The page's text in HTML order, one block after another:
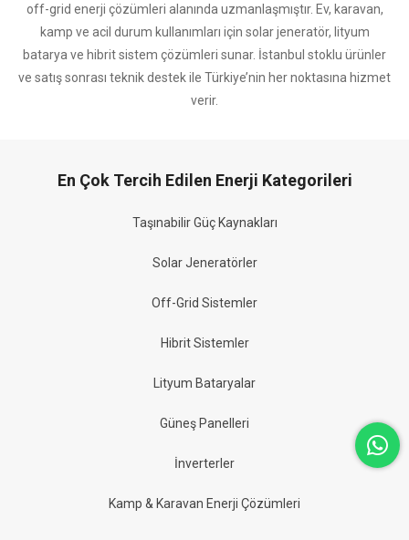
off-grid enerji çözümleri alanında uzmanlaşmıştır. Ev, karavan,
kamp ve acil durum kullanımları için solar jeneratör, lityum
batarya ve hibrit sistem çözümleri sunar. İstanbul stoklu ürünler
ve satış sonrası teknik destek ile Türkiye’nin her noktasına hizmet
verir.
En Çok Tercih Edilen Enerji Kategorileri
Taşınabilir Güç Kaynakları
Solar Jeneratörler
Off-Grid Sistemler
Hibrit Sistemler
Lityum Bataryalar
Güneş Panelleri
İnverterler
Kamp & Karavan Enerji Çözümleri